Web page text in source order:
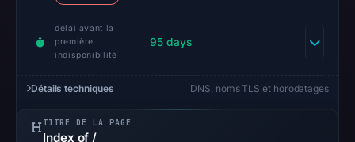
délai avant la
première
indisponibilité
95 days
Détails techniques DNS, noms TLS et horodatages
TITRE DE LA PAGE
Index of /